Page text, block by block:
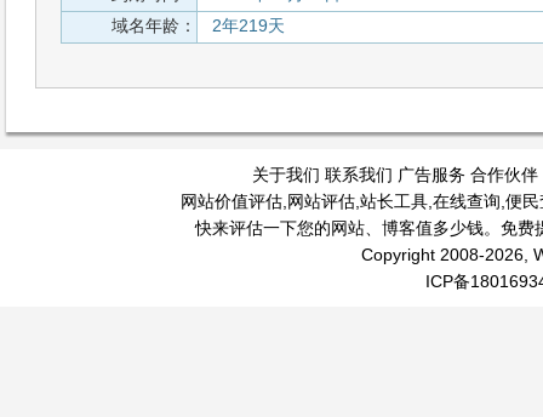
域名年龄：
2年219天
关于我们 联系我们 广告服务 合作伙伴
网站价值评估, 网站评估, 站长工具, 在线查询 便民
快来评估一下您的网站、博客值多少钱。免
Copyright 2008-2026,
ICP备